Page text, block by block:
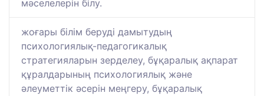
мәселелерін білу.
жоғары білім беруді дамытудың
психологиялық-педагогикалық
стратегияларын зерделеу, бұқаралық ақпарат
құралдарының психологиялық және
әлеуметтік әсерін меңгеру, бұқаралық